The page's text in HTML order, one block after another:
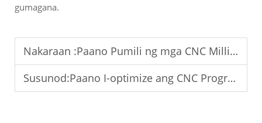
gumagana.
Nakaraan :Paano Pumili ng mga CNC Milling Machine para sa Mga Maliit na Workshop
Susunod:Paano I-optimize ang CNC Programming para sa Mga Makina sa Pagpapalapad